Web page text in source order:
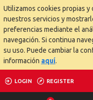
Utilizamos cookies propias y
nuestros servicios y
preferencias mediante el
navegación. Si continua
su uso. Puede cambiar la
información aquí.
LOGIN REGISTER